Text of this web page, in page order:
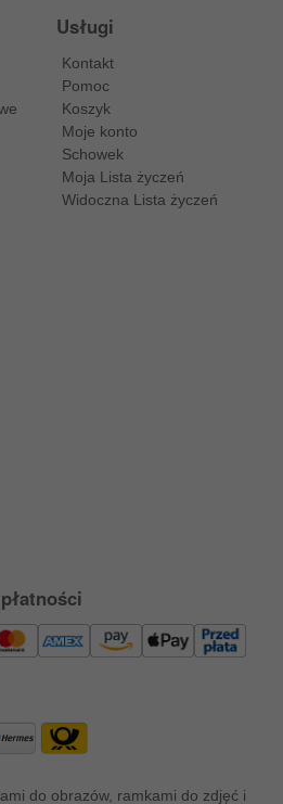
Usługi
Kontakt
Pomoc
Koszyk
Moje konto
Schowek
Moja Lista życzeń
Widoczna Lista życzeń
do obrazów, ramkami do zdjęć i